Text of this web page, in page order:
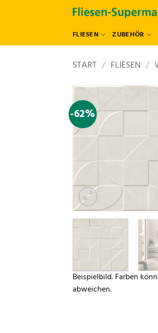
FLIESEN ZUBEHÖR
START / FLIESEN /
-62%
Beispielbild. Farben
abweichen.